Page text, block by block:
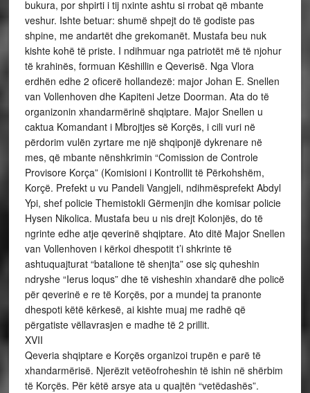
bukura, por shpirti i tij nxinte ashtu si rrobat që mbante
veshur. Ishte betuar: shumë shpejt do të godiste pas
shpine, me andartët dhe grekomanët. Mustafa beu nuk
kishte kohë të priste. I ndihmuar nga patriotët më të njohur
të krahinës, formuan Këshillin e Qeverisë. Nga Vlora
erdhën edhe 2 oficerë hollandezë: major Johan E. Snellen
van Vollenhoven dhe Kapiteni Jetze Doorman. Ata do të
organizonin xhandarmërinë shqiptare. Major Snellen u
caktua Komandant i Mbrojtjes së Korçës, i cili vuri në
përdorim vulën zyrtare me një shqiponjë dykrenare në
mes, që mbante nënshkrimin “Comission de Controle
Provisore Korça” (Komisioni i Kontrollit të Përkohshëm,
Korçë. Prefekt u vu Pandeli Vangjeli, ndihmësprefekt Abdyl
Ypi, shef policie Themistokli Gërmenjin dhe komisar policie
Hysen Nikolica. Mustafa beu u nis drejt Kolonjës, do të
ngrinte edhe atje qeverinë shqiptare. Ato ditë Major Snellen
van Vollenhoven i kërkoi dhespotit t’i shkrinte të
ashtuquajturat “batalione të shenjta” ose siç quheshin
ndryshe “Ierus loqus” dhe të visheshin xhandarë dhe policë
për qeverinë e re të Korçës, por a mundej ta pranonte
dhespoti këtë kërkesë, ai kishte muaj me radhë që
përgatiste vëllavrasjen e madhe të 2 prillit.
XVII
Qeveria shqiptare e Korçës organizoi trupën e parë të
xhandarmërisë. Njerëzit vetëofroheshin të ishin në shërbim
të Korçës. Për këtë arsye ata u quajtën “vetëdashës”.